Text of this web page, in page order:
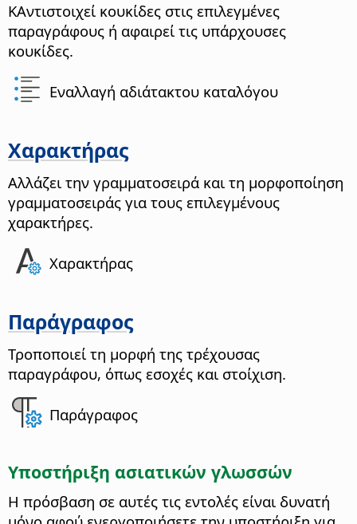
ΚΑντιστοιχεί κουκίδες στις επιλεγμένες
παραγράφους ή αφαιρεί τις υπάρχουσες
κουκίδες.
Εναλλαγή αδιάτακτου καταλόγου
Χαρακτήρας
Αλλάζει την γραμματοσειρά και τη μορφοποίηση
γραμματοσειράς για τους επιλεγμένους
χαρακτήρες.
Χαρακτήρας
Παράγραφος
Τροποποιεί τη μορφή της τρέχουσας
παραγράφου, όπως εσοχές και στοίχιση.
Παράγραφος
Υποστήριξη ασιατικών γλωσσών
Η πρόσβαση σε αυτές τις εντολές είναι δυνατή